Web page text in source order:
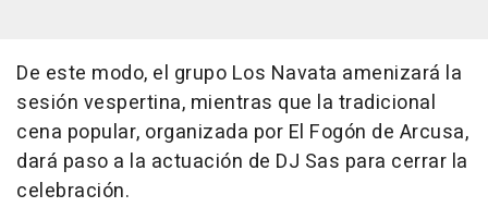
De este modo, el grupo Los Navata amenizará la
sesión vespertina, mientras que la tradicional
cena popular, organizada por El Fogón de Arcusa,
dará paso a la actuación de DJ Sas para cerrar la
celebración.